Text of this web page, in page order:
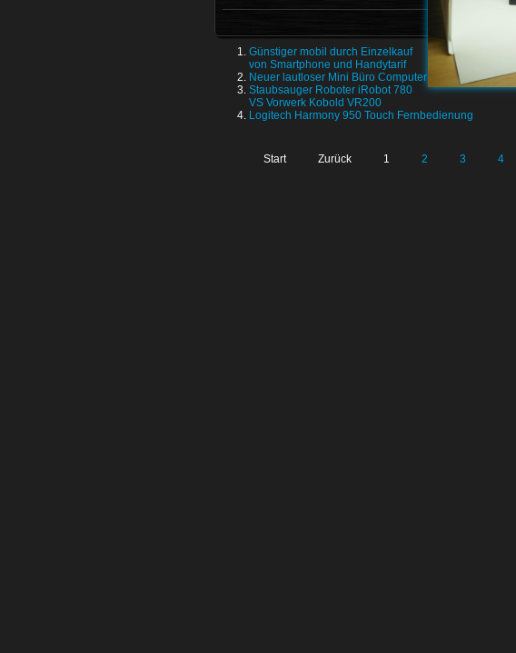
Günstiger mobil durch Einzelkauf
von Smartphone und Handytarif
Neuer lautloser Mini Büro Computer
Staubsauger Roboter iRobot 780
VS Vorwerk Kobold VR200
Logitech Harmony 950 Touch Fernbedienung
Start
Zurück 1 2 3 4